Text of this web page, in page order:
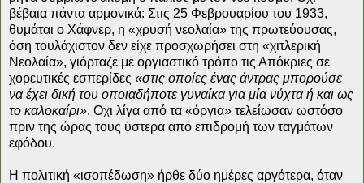
βέβαια πάντα αρμονικά: Στις 25 Φεβρουαρίου του 1933,
θυμάται ο Χάφνερ, η «χρυσή νεολαία» της πρωτεύουσας,
όση τουλάχιστον δεν είχε προσχωρήσει στη «χιτλερική
Νεολαία», γιόρταζε με οργιαστικό τρόπο τις Απόκριες σε
χορευτικές εσπερίδες «στις οποίες ένας άντρας μπορούσε
να έχει δική του οποιαδήποτε γυναίκα για μία νύχτα ή και ως
το καλοκαίρι». Οχι λίγα από τα «όργια» τελείωσαν ωστόσο
πριν της ώρας τους ύστερα από επιδρομή των ταγμάτων
εφόδου.
Η πολιτική «ισοπέδωση» ήρθε δύο ημέρες αργότερα, όταν